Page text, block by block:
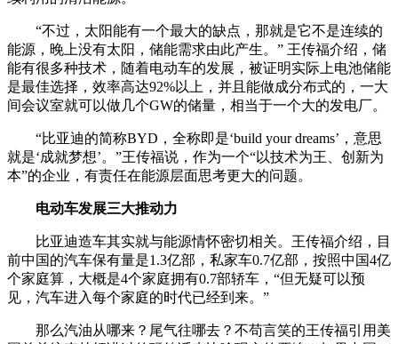
“不过，太阳能有一个最大的缺点，那就是它不是连续的
能源，晚上没有太阳，储能需求由此产生。” 王传福介绍，储
能有很多种技术，随着电动车的发展，被证明实际上电池储能
是最佳选择，效率高达92%以上，并且能做成分布式的，一大
间会议室就可以做几个GW的储量，相当于一个大的发电厂。
“比亚迪的简称BYD，全称即是‘build your dreams’，意思
就是‘成就梦想’。”王传福说，作为一个“以技术为王、创新为
本”的企业，有责任在能源层面思考更大的问题。
电动车发展三大推动力
比亚迪造车其实就与能源情怀密切相关。王传福介绍，目
前中国的汽车保有量是1.3亿部，私家车0.7亿部，按照中国4亿
个家庭算，大概是4个家庭拥有0.7部轿车，“但无疑可以预
见，汽车进入每个家庭的时代已经到来。”
那么汽油从哪来？尾气往哪去？不苟言笑的王传福引用美